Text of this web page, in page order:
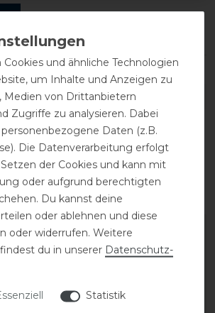
ZUR PRODUKTSICHERHEIT
könnten dich auch
und ähnliche Technologien
um Inhalte und Anzeigen zu
Medien von Drittanbietern
Zugriffe zu analysieren. Dabei
Daten (z.B.
Die Datenverarbeitung erfolgt
der Cookies und kann mit
oder aufgrund berechtigten
Du kannst deine
oder ablehnen und diese
oder widerrufen. Weitere
du in unserer Daten­schutz­
Statistik